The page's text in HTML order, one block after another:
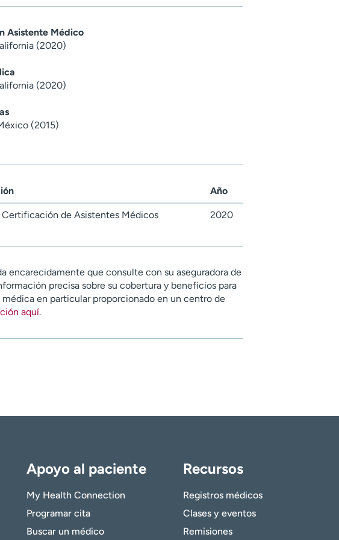
Asistente Médico
(2020)
(2020)
(2015)
Año
de Asistentes Médicos 2020
encarecidamente que consulte con su aseguradora de
precisa sobre su cobertura y beneficios para
en particular proporcionado en un centro de
aquí.
Apoyo al paciente
My Health Connection
Programar cita
Buscar un médico
Recursos
Registros médicos
Clases y eventos
Remisiones